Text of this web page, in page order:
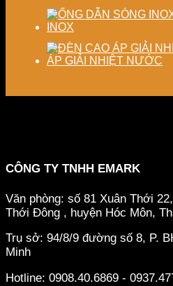
INOX
ÁP GIẢI NHIỆT NƯỚC
CÔNG TY TNHH EMARK
Văn phòng: số 81 Xuân Thới
Thới Đông , huyện Hóc Môn,
Trụ sở: 94/8/9 đường số 8, P.
Minh
Hotline: 0908.40.6869 -